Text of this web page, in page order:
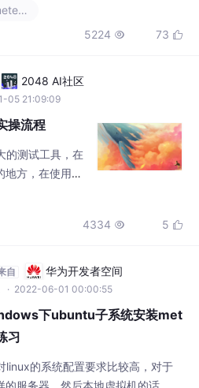
署MeterSphere
程也可以访问
#metersphere
5224  73 
2048 AI社区
05 21:09:09
操流程
的测试工具，在
方，在使用Me
，梳理了一下
4334  5 
自 华为开发者空间
· 2022-06-01 00:00:55
下ubuntu子系统安装met
习
的系统配置要求比较高，对于
服务器，然后本地虚拟机的话，电